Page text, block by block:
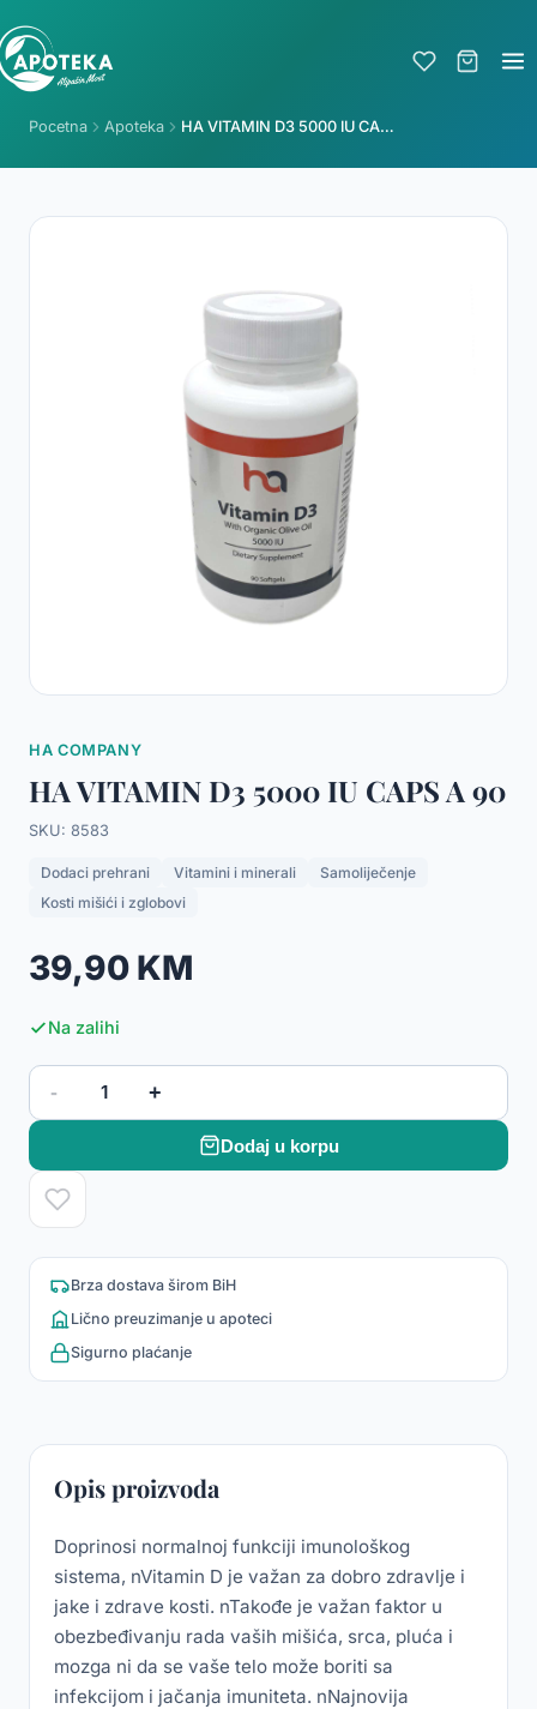
Pocetna Apoteka HA VITAMIN D3 5000 IU CAPS A 90
HA COMPANY
HA VITAMIN D3 5000 IU CAPS A 90
SKU: 8583
Dodaci prehrani Vitamini i minerali
Samoliječenje
Kosti mišići i zglobovi
39,90 KM
Na zalihi
- 1 +
Dodaj u korpu
Brza dostava širom BiH
Lično preuzimanje u apoteci
Sigurno plaćanje
Opis proizvoda
Doprinosi normalnoj funkciji imunološkog
sistema, nVitamin D je važan za dobro zdravlje i
jake i zdrave kosti. nTakođe je važan faktor u
obezbeđivanju rada vaših mišića, srca, pluća i
mozga ni da se vaše telo može boriti sa
infekcijom i jačanja imuniteta. nNajnovija